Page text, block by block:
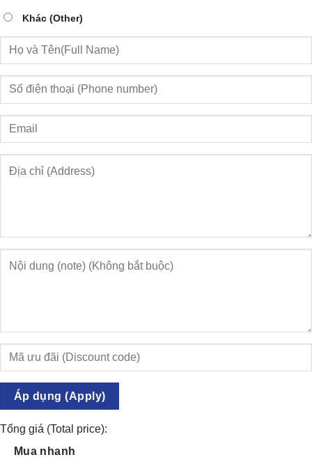
Khác (Other)
Áp dụng (Apply)
Tổng giá (Total price):
Mua nhanh